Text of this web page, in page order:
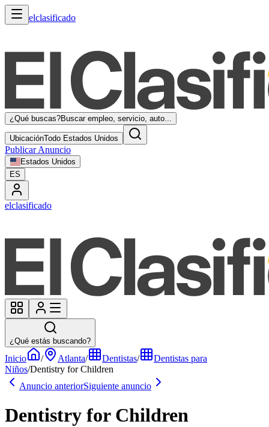
elclasificado
¿Qué buscas?Buscar empleo, servicio, auto...
UbicaciónTodo Estados Unidos
Publicar Anuncio
Estados Unidos
ES
elclasificado
¿Qué estás buscando?
Inicio / Atlanta/ Dentistas/
Dentistas para
Niños/Dentistry for Children
Anuncio anteriorSiguiente anuncio
Dentistry for Children